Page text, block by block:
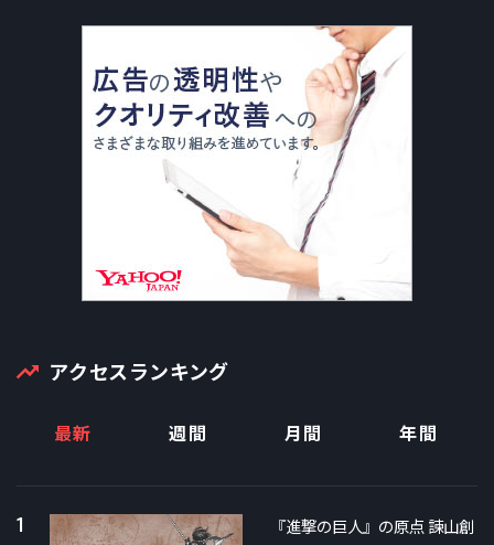
アクセスランキング
最新 週間 月間 年間
1
『進撃の巨人』の原点 諫山創